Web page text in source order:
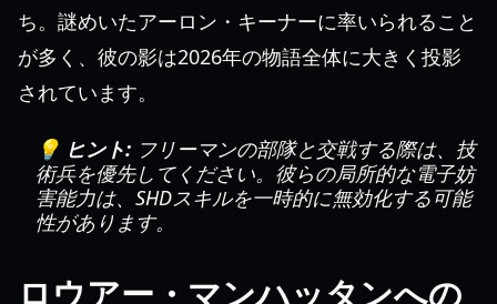
ち。謎めいたアーロン・キーナーに率いられること
が多く、彼の影は2026年の物語全体に大きく投影
されています。
💡 ヒント: フリーマンの部隊と交戦する際は、技
術兵を優先してください。彼らの局所的な電子妨
害能力は、SHDスキルを一時的に無効化する可能
性があります。
ロウアー・マンハッタンへの